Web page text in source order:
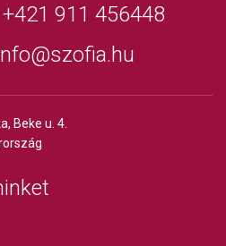
+421 911 456448
Beke u. 4.